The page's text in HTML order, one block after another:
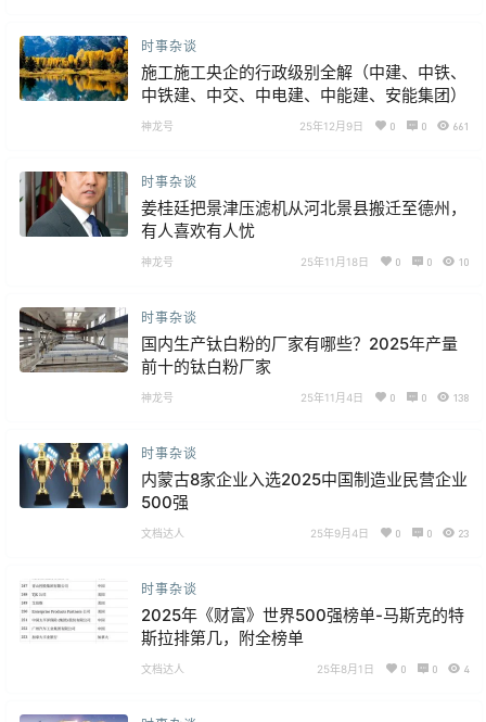
时事杂谈
施工施工央企的行政级别全解（中建、中铁、
中铁建、中交、中电建、中能建、安能集团）
神龙号 25年12月9日 0 0 661
时事杂谈
姜桂廷把景津压滤机从河北景县搬迁至德州，
有人喜欢有人忧
神龙号 25年11月18日 0 0 10
时事杂谈
国内生产钛白粉的厂家有哪些？2025年产量
前十的钛白粉厂家
神龙号 25年11月4日 0 0 138
时事杂谈
内蒙古8家企业入选2025中国制造业民营企业
500强
文档达人 25年9月4日 0 0 23
时事杂谈
2025年《财富》世界500强榜单-马斯克的特
斯拉排第几，附全榜单
文档达人 25年8月1日 0 0 4